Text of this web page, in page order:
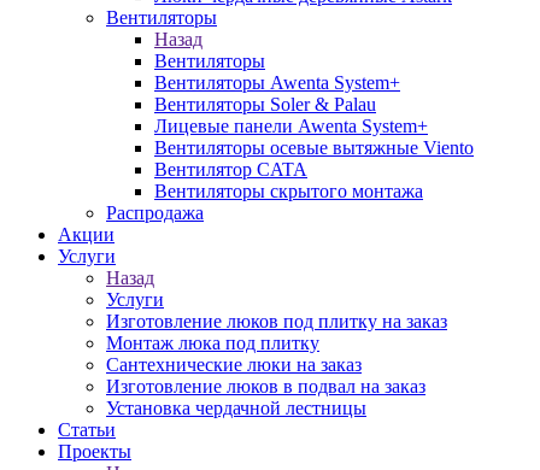
Вентиляторы
Назад
Вентиляторы
Вентиляторы Awenta System+
Вентиляторы Soler & Palau
Лицевые панели Awenta System+
Вентиляторы осевые вытяжные Viento
Вентилятор CATA
Вентиляторы скрытого монтажа
Распродажа
Акции
Услуги
Назад
Услуги
Изготовление люков под плитку на заказ
Монтаж люка под плитку
Сантехнические люки на заказ
Изготовление люков в подвал на заказ
Установка чердачной лестницы
Статьи
Проекты